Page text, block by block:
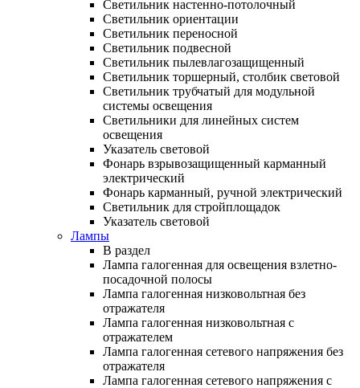
Светильник настенно-потолочный
Светильник ориентации
Светильник переносной
Светильник подвесной
Светильник пылевлагозащищенный
Светильник торшерный, столбик световой
Светильник трубчатый для модульной
системы освещения
Светильники для линейных систем
освещения
Указатель световой
Фонарь взрывозащищенный карманный
электрический
Фонарь карманный, ручной электрический
Светильник для стройплощадок
Указатель световой
Лампы
В раздел
Лампа галогенная для освещения взлетно-
посадочной полосы
Лампа галогенная низковольтная без
отражателя
Лампа галогенная низковольтная с
отражателем
Лампа галогенная сетевого напряжения без
отражателя
Лампа галогенная сетевого напряжения с